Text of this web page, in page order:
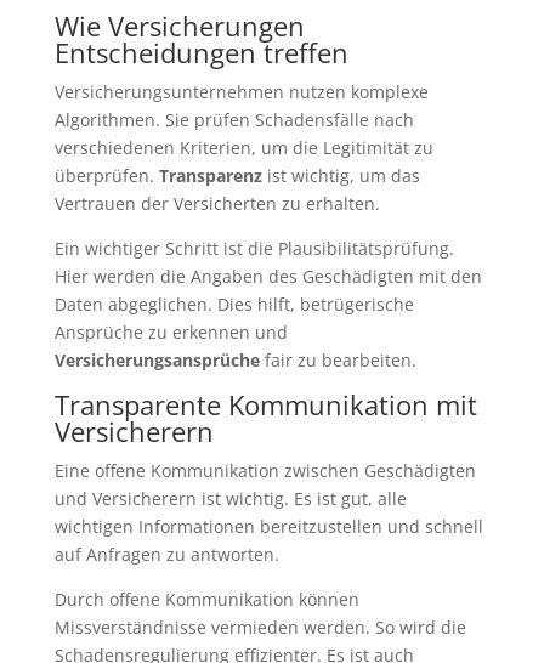
Wie Versicherungen
Entscheidungen treffen
Versicherungsunternehmen nutzen komplexe
Algorithmen. Sie prüfen Schadensfälle nach
verschiedenen Kriterien, um die Legitimität zu
überprüfen. Transparenzist wichtig, um das
Vertrauen der Versicherten zu erhalten.
Ein wichtiger Schritt ist die Plausibilitätsprüfung.
Hier werden die Angaben des Geschädigten mit den
Daten abgeglichen. Dies hilft, betrügerische
Ansprüche zu erkennen und
Versicherungsansprüchefair zu bearbeiten.
Transparente Kommunikation mit
Versicherern
Eine offene Kommunikation zwischen Geschädigten
und Versicherern ist wichtig. Es ist gut, alle
wichtigen Informationen bereitzustellen und schnell
auf Anfragen zu antworten.
Durch offene Kommunikation können
Missverständnisse vermieden werden. So wird die
Schadensregulierung effizienter. Es ist auch